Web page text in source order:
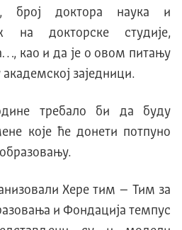
број доктора наука и
на докторске студије,
као и да је о овом питању
заједници.
требало би да буду
које ће донети потпуно
Хере тим – Тим за
и Фондација темпус